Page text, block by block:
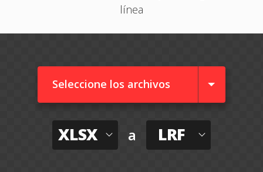
línea
Seleccione los archivos
XLSX a LRF